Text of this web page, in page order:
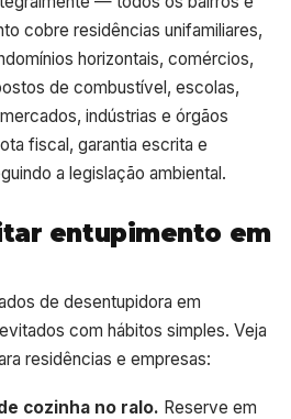
cobre residências unifamiliares,
horizontais, comércios,
de combustível, escolas,
indústrias e órgãos
fiscal, garantia escrita e
a legislação ambiental.
entupimento em
de desentupidora em
com hábitos simples. Veja
residências e empresas:
cozinha no ralo. Reserve em